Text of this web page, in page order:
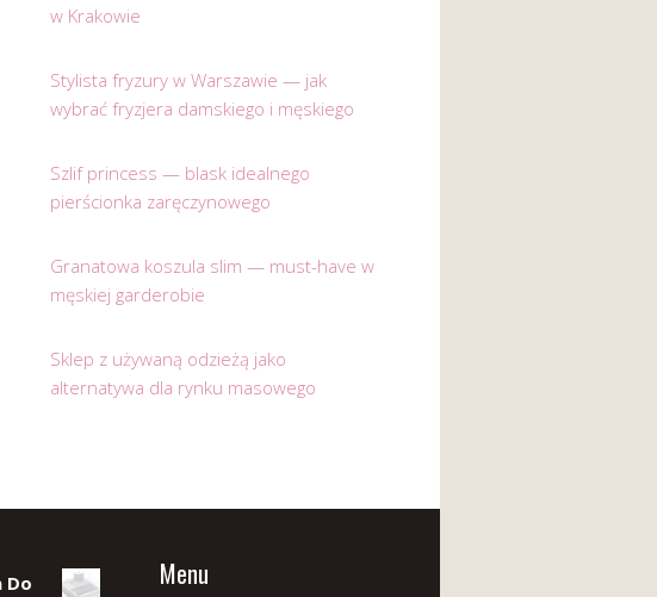
w Krakowie
Stylista fryzury w Warszawie — jak
wybrać fryzjera damskiego i męskiego
Szlif princess — blask idealnego
pierścionka zaręczynowego
Granatowa koszula slim — must-have w
męskiej garderobie
Sklep z używaną odzieżą jako
alternatywa dla rynku masowego
Do
Menu